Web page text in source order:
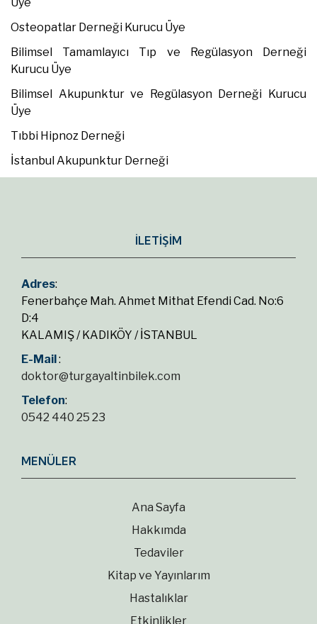
Osteopatlar Derneği Kurucu Üye
Bilimsel Tamamlayıcı Tıp ve Regülasyon Derneği
Kurucu Üye
Bilimsel Akupunktur ve Regülasyon Derneği Kurucu
Üye
Tıbbi Hipnoz Derneği
İstanbul Akupunktur Derneği
İLETİŞİM
Adres:
Fenerbahçe Mah. Ahmet Mithat Efendi Cad. No:6
D:4
KALAMIŞ / KADIKÖY / İSTANBUL
E-Mail:
doktor@turgayaltinbilek.com
Telefon:
0542 440 25 23
MENÜLER
Ana Sayfa
Hakkımda
Tedaviler
Kitap ve Yayınlarım
Hastalıklar
Etkinlikler